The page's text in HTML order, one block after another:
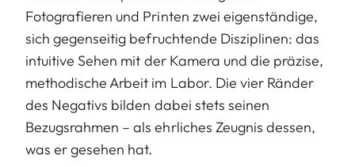
Fotografieren und Printen zwei eigenständige,
sich gegenseitig befruchtende Disziplinen: das
intuitive Sehen mit der Kamera und die präzise,
methodische Arbeit im Labor. Die vier Ränder
des Negativs bilden dabei stets seinen
Bezugsrahmen – als ehrliches Zeugnis dessen,
was er gesehen hat.